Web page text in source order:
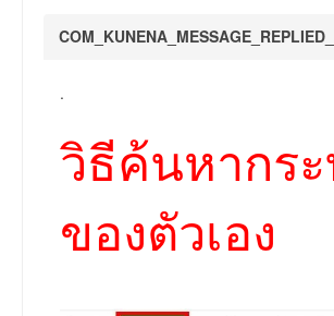
.
วิธีค้นหากร
ของตัวเอง